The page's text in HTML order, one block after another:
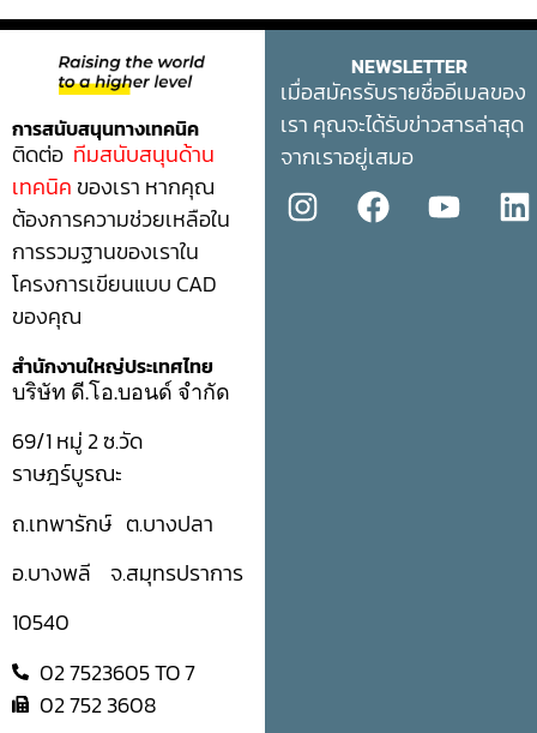
การสนับสนุนทางเทคนิค
ติดต่อ ทีมสนับสนุนด้าน
เทคนิค ของเรา หากคุณ
ต้องการความช่วยเหลือใน
การรวมฐานของเราใน
โครงการเขียนแบบ CAD
ของคุณ
สำนักงานใหญ่ประเทศไทย
บริษัท ดี.โอ.บอนด์ จำกัด
69/1 หมู่ 2 ซ.วัด
ราษฎร์บูรณะ
ถ.เทพารักษ์ ต.บางปลา
อ.บางพลี จ.สมุทรปราการ
10540
02 7523605 TO 7
02 752 3608
NEWSLETTER
เมื่อสมัครรับรายชื่ออีเมลของ
เรา คุณจะได้รับข่าวสารล่าสุด
จากเราอยู่เสมอ